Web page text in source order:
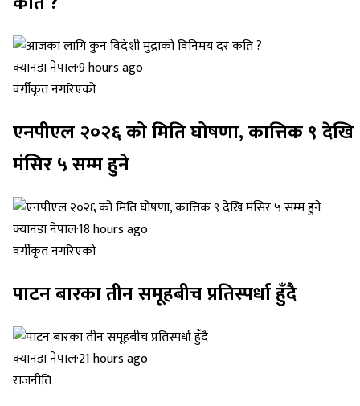
क्यानडा नेपाल·9 hours ago
वर्गीकृत नगरिएको
एनपीएल २०२६ को मिति घोषणा, कात्तिक ९ देखि
मंसिर ५ सम्म हुने
क्यानडा नेपाल·18 hours ago
वर्गीकृत नगरिएको
पाटन बारका तीन समूहबीच प्रतिस्पर्धा हुँदै
क्यानडा नेपाल·21 hours ago
राजनीति